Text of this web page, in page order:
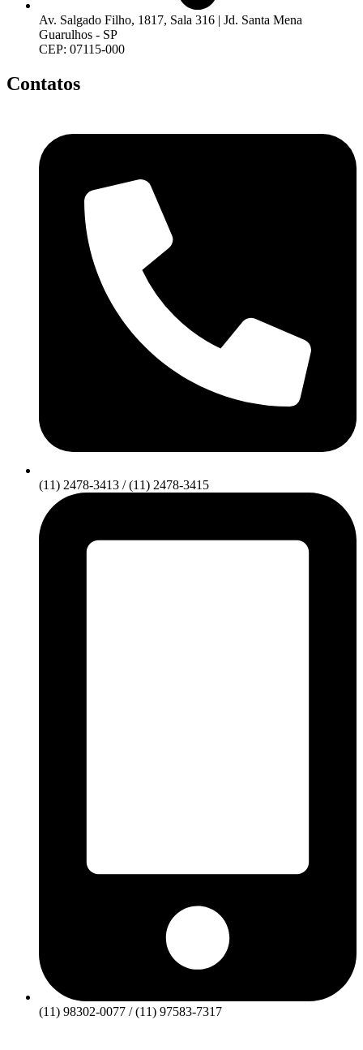
Av. Salgado Filho, 1817, Sala 316 | Jd. Santa Mena
Guarulhos - SP
CEP: 07115-000
Contatos
(11) 2478-3413 / (11) 2478-3415
(11) 98302-0077 / (11) 97583-7317